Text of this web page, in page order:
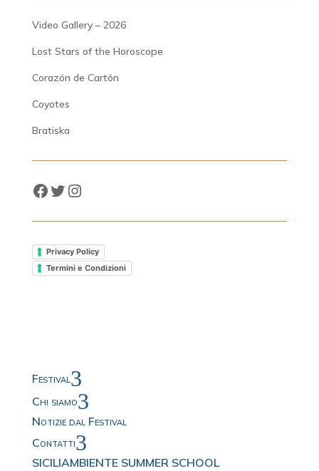
Video Gallery – 2026
Lost Stars of the Horoscope
Corazón de Cartón
Coyotes
Bratiska
Facebook
Twitter
Instagram
Privacy Policy
Termini e Condizioni
Festival3
Chi siamo3
Notizie dal Festival
Contatti3
SICILIAMBIENTE SUMMER SCHOOL